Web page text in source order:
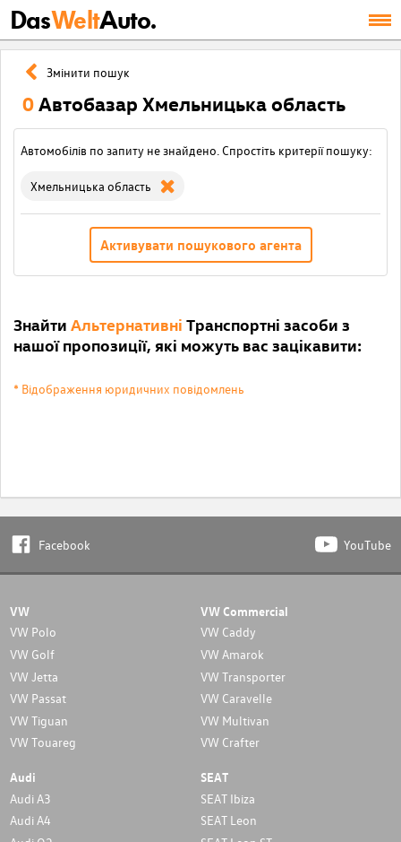
DasWeltAuto.
Змінити пошук
0Автобазар Хмельницька область
Автомобілів по запиту не знайдено. Спростіть критерії пошуку:
Хмельницька область
Активувати пошукового агента
Знайти Альтернативні Транспортні засоби з
нашої пропозиції, які можуть вас зацікавити:
* Відображення юридичних повідомлень
Facebook YouTube
VW
VW Polo
VW Golf
VW Jetta
VW Passat
VW Tiguan
VW Touareg
VW Commercial
VW Caddy
VW Amarok
VW Transporter
VW Caravelle
VW Multivan
VW Crafter
Audi
Audi A3
Audi A4
SEAT
SEAT Ibiza
SEAT Leon